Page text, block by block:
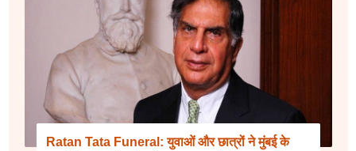
Ratan Tata Funeral: युवाओं और छात्रों ने मुंबई के